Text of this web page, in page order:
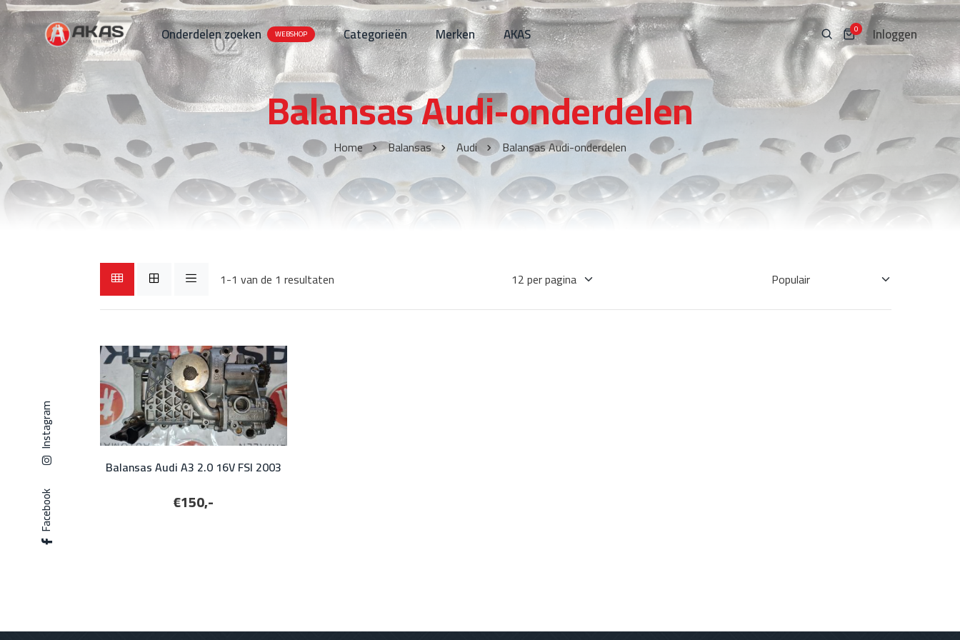
Onderdelen zoeken WEBSHOP Categorieën Merken AKAS 0 Inloggen
Balansas Audi-onderdelen
Home Balansas Audi Balansas Audi-onderdelen
1-1 van de 1 resultaten
Balansas Audi A3 2.0 16V FSI 2003
€150,-
Facebook
Instagram